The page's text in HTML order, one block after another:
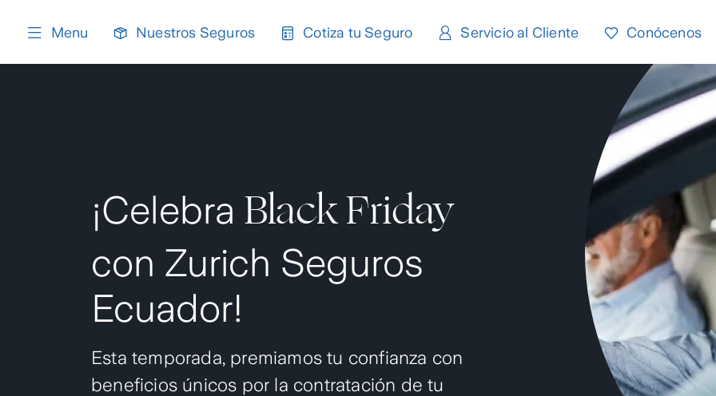
Menu Nuestros Seguros Cotiza tu Seguro Servicio al Cliente Conócenos
¡Celebra Black Friday
con Zurich Seguros
Ecuador!
Esta temporada, premiamos tu confianza con
beneficios únicos por la contratación de tu